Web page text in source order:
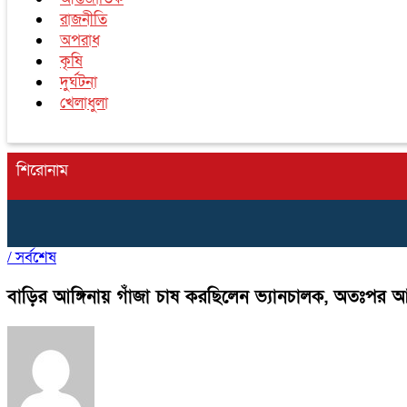
রাজনীতি
অপরাধ
কৃষি
দুর্ঘটনা
খেলাধুলা
শিরোনাম
/সর্বশেষ
বাড়ির আঙ্গিনায় গাঁজা চাষ করছিলেন ভ্যানচালক, অতঃপর